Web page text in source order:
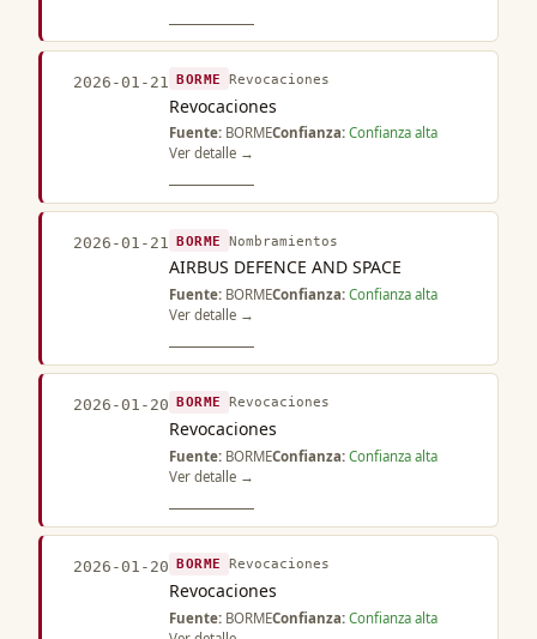
2026-01-21 BORME Revocaciones
Revocaciones
Fuente: BORMEConfianza: Confianza alta
Ver detalle →
2026-01-21 BORME Nombramientos
AIRBUS DEFENCE AND SPACE
Fuente: BORMEConfianza: Confianza alta
Ver detalle →
2026-01-20 BORME Revocaciones
Revocaciones
Fuente: BORMEConfianza: Confianza alta
Ver detalle →
2026-01-20 BORME Revocaciones
Revocaciones
Fuente: BORMEConfianza: Confianza alta